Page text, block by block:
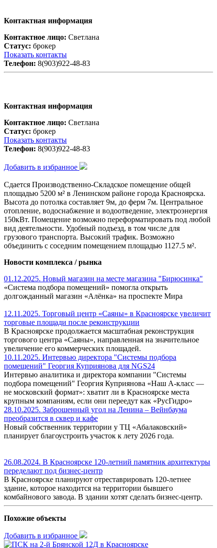
Контактная информация
Контактное лицо: Светлана
Статус: брокер
Показать контакты
Телефон: 8(903)922-48-83
Контактная информация
Контактное лицо: Светлана
Статус: брокер
Показать контакты
Телефон: 8(903)922-48-83
Добавить в избранное
Сдается Производственно-Складское помещение общей
площадью 5200 м² в Ленинском районе города Красноярска.
Высота до потолка составляет 9м, до ферм 7м. Центральное
отопление, водоснабжение и водоотведение, электроэнергия
150кВт. Помещение возможно переформатировать под любой
вид деятельности. Удобный подъезд, в том числе для
грузового транспорта. Высокий трафик. Возможно
объединить с соседним помещением площадью 1127.5 м².
Новости комплекса / рынка
01.12.2025. Новый магазин на месте магазина "Бирюсинка"
«Система подбора помещений» помогла открыть
долгожданный магазин «Алёнка» на проспекте Мира
12.11.2025. Торговый центр «Саяны» в Красноярске увеличит
торговые площади после реконструкции
В Красноярске продолжается масштабная реконструкция
торгового центра «Саяны», направленная на значительное
увеличение его коммерческих площадей.
10.11.2025. Интервью директора "Системы подбора
помещений" Георгия Куприянова для NGS24
Интервью аналитика и директора компании "Системы
подбора помещений" Георгия Куприянова «Наш A-класс —
не московский формат»: хватит ли в Красноярске места
крупным компаниям, если они переедут как «РусГидро»
28.10.2025. Заброшенный угол на Ленина – Вейнбаума
преобразится в сквер и кафе
Новый собственник территории у ТЦ «Абалаковский»
планирует благоустроить участок к лету 2026 года.
26.08.2024. В Красноярске 120-летний памятник архитектуры
переделают под бизнес-центр
В Красноярске планируют отреставрировать 120-летнее
здание, которое находится на территории бывшего
комбайнового завода. В здании хотят сделать бизнес-центр.
Похожие объекты
Добавить в избранное